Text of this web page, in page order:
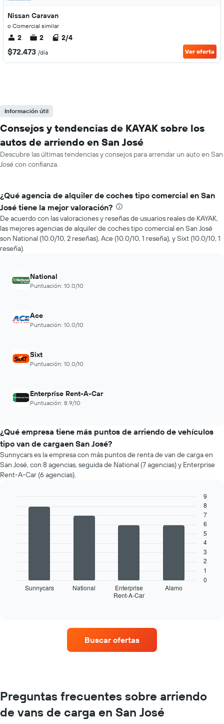
Nissan Caravan
o Comercial similar
2 2 2/4
$72.473 /día Ver oferta
Información útil
Consejos y tendencias de KAYAK sobre los
autos de arriendo en San José
Descubre las últimas tendencias y consejos para arrendar un auto en San
José con confianza.
¿Qué agencia de alquiler de coches tipo comercial en San
José tiene la mejor valoración?
De acuerdo con las valoraciones y reseñas de usuarios reales de KAYAK,
las mejores agencias de alquiler de coches tipo comercial en San José
son National (10.0/10, 2 reseñas), Ace (10.0/10, 1 reseña), y Sixt (10.0/10, 1
reseña).
National
Puntuación: 10.0/10
Ace
Puntuación: 10.0/10
Sixt
Puntuación: 10.0/10
Enterprise Rent-A-Car
Puntuación: 8.9/10
¿Qué empresa tiene más puntos de arriendo de vehículos
tipo van de cargaen San José?
Sunnycars es la empresa con más puntos de renta de van de carga en
San José, con 8 agencias, seguida de National (7 agencias) y Enterprise
Rent-A-Car (6 agencias).
gráfico
muestra
gráfico
muestra
Sunnycars National
Enterprise
Rent-A-Car
Alamo
0
1
2
3
4
5
6
7
8
9
Buscar ofertas
Preguntas frecuentes sobre arriendo
de vans de carga en San José